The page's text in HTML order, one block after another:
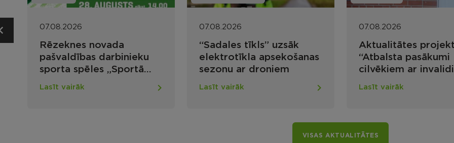
07.08.2026
“Sadales tīkls” uzsāk
elektrotīkla apsekošanas
sezonu ar droniem
Lasīt vairāk
07.08.2026
Aktualitātes projekta
“Atbalsta pasākumi
cilvēkiem ar invaliditāti
mājokļu un publiskās
Lasīt vairāk
07.08.2026
Projekta ietvaros
būvdarbi vides
pieejamības
nodrošināšanai
apvienības
Lasīt vairāk
VISAS AKTUALITĀTES